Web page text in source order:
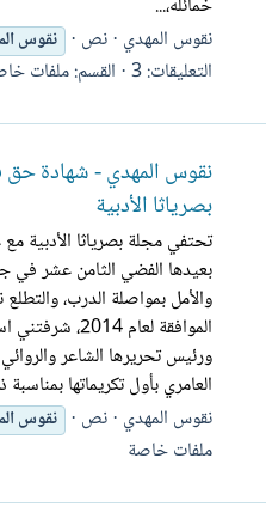
خمائله،...
نقوس المهدي نص نقوس
التعليقات: 3
القسم:ملفات
نقوس المهدي - شهادة
بصرياثا الأدبية
تحتفي مجلة بصرياثا الأدبية
بعيدها الفضي الثامن عشر في
والأمل بمواصلة الدرب،
الموافقة لعام
ورئيس تحريرها الشاعر
العامري بأول تكريماتها
نقوس المهدي نص نقوس
ملفات خاصة